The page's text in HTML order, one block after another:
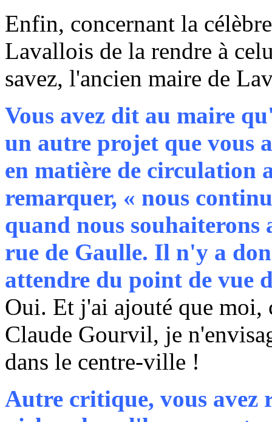
Enfin, concernant la
Lavallois de la rendre à
savez, l'ancien maire de
Vous avez dit au maire
un autre projet que vous
en matière de circulation
remarquer, « nous
quand nous
rue de Gaulle. Il n'y a
attendre du point de vue
Oui. Et j'ai ajouté que moi,
Claude Gourvil, je
dans le centre-ville !
Autre critique, vous avez